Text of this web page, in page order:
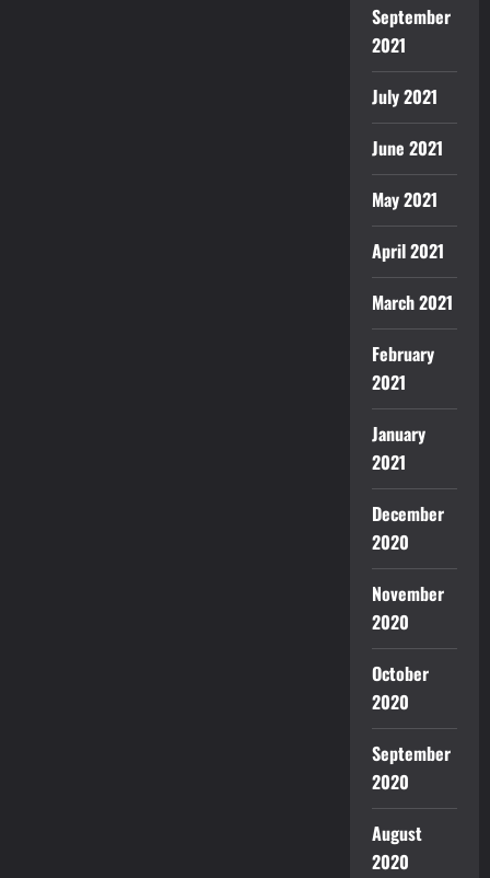
September
2021
July 2021
June 2021
May 2021
April 2021
March 2021
February
2021
January
2021
December
2020
November
2020
October
2020
September
2020
August
2020